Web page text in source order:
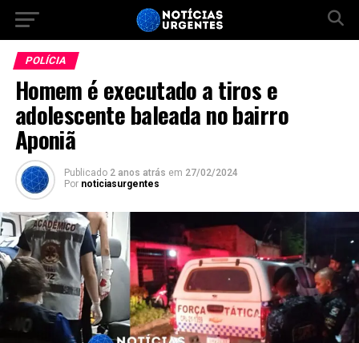
POLÍCIA
Homem é executado a tiros e
adolescente baleada no bairro
Aponiã
Publicado 2 anos atrás em 27/02/2024
Por noticiasurgentes